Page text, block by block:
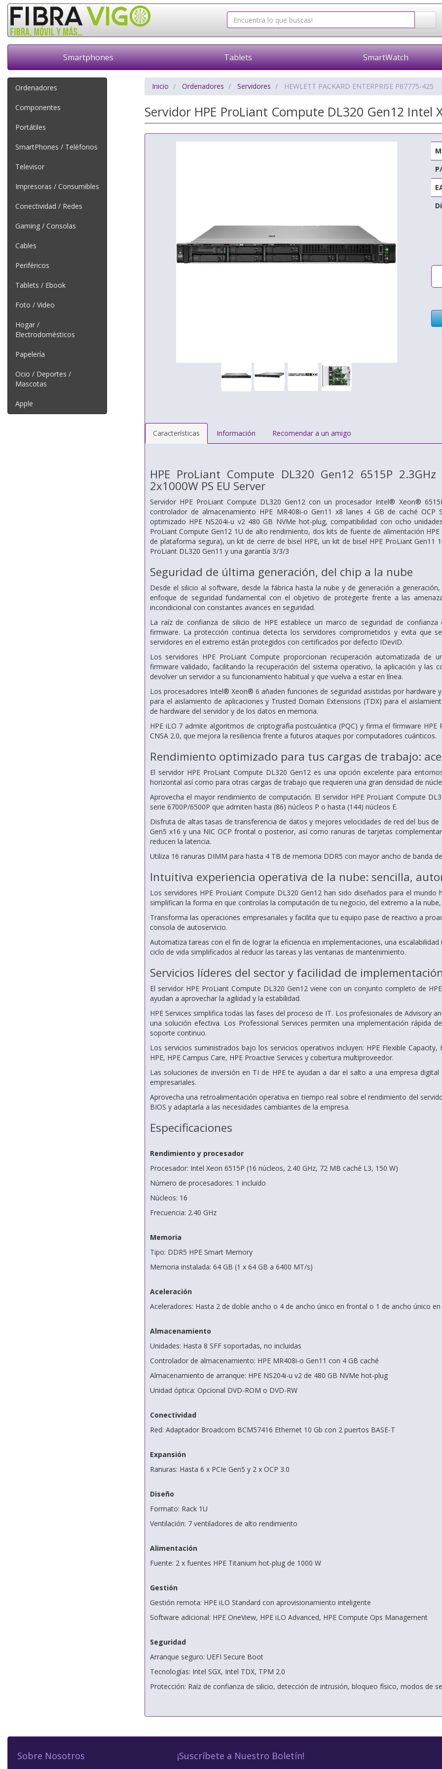
Smartphones Tablets SmartWatch
Ordenadores
Componentes
Portátiles
SmartPhones / Teléfonos
Televisor
Impresoras / Consumibles
Conectividad / Redes
Gaming / Consolas
Cables
Periféricos
Tablets / Ebook
Foto / Video
Hogar /
Electrodomésticos
Papelería
Ocio / Deportes /
Mascotas
Apple
Inicio Ordenadores Servidores HEWLETT PACKARD ENTERPRISE P87775-425
Servidor HPE ProLiant Compute DL320 Gen12 Intel
Características Información Recomendar a un amigo
HPE ProLiant Compute DL320 Gen12 6515P 2.3GHz
2x1000W PS EU Server
Servidor HPE ProLiant Compute DL320 Gen12 con un procesador Intel® Xeon®
controlador de almacenamiento HPE MR408i-o Gen11 x8 lanes 4 GB de caché OCP
optimizado HPE NS204i-u v2 480 GB NVMe hot-plug, compatibilidad con ocho
ProLiant Compute Gen12 1U de alto rendimiento, dos kits de fuente de alimentación
de plataforma segura), un kit de cierre de bisel HPE, un kit de bisel HPE ProLiant
ProLiant DL320 Gen11 y una garantía 3/3/3
Seguridad de última generación, del chip a la nube
Desde el silicio al software, desde la fábrica hasta la nube y de generación a
enfoque de seguridad fundamental con el objetivo de protegerte frente a las
incondicional con constantes avances en seguridad.
La raíz de confianza de silicio de HPE establece un marco de seguridad de
firmware. La protección continua detecta los servidores comprometidos y evita que
servidores en el extremo están protegidos con certificados por defecto IDevID.
Los servidores HPE ProLiant Compute proporcionan recuperación automatizada de
firmware validado, facilitando la recuperación del sistema operativo, la aplicación y las
devolver un servidor a su funcionamiento habitual y que vuelva a estar en línea.
Los procesadores Intel® Xeon® 6 añaden funciones de seguridad asistidas por hardware
para el aislamiento de aplicaciones y Trusted Domain Extensions (TDX) para el
de hardware del servidor y de los datos en memoria.
HPE iLO 7 admite algoritmos de criptografía postcuántica (PQC) y firma el firmware
CNSA 2.0, que mejora la resiliencia frente a futuros ataques por computadores cuánticos.
Rendimiento optimizado para tus cargas de trabajo:
El servidor HPE ProLiant Compute DL320 Gen12 es una opción excelente para
horizontal así como para otras cargas de trabajo que requieren una gran densidad de
Aprovecha el mayor rendimiento de computación. El servidor HPE ProLiant Compute
serie 6700P/6500P que admiten hasta (86) núcleos P o hasta (144) núcleos E.
Disfruta de altas tasas de transferencia de datos y mejores velocidades de red del bus
Gen5 x16 y una NIC OCP frontal o posterior, así como ranuras de tarjetas
reducen la latencia.
Utiliza 16 ranuras DIMM para hasta 4 TB de memoria DDR5 con mayor ancho de banda
Intuitiva experiencia operativa de la nube: sencilla,
Los servidores HPE ProLiant Compute DL320 Gen12 han sido diseñados para el
simplifican la forma en que controlas la computación de tu negocio, del extremo a la
Transforma las operaciones empresariales y facilita que tu equipo pase de reactivo a
consola de autoservicio.
Automatiza tareas con el fin de lograr la eficiencia en implementaciones, una
ciclo de vida simplificados al reducir las tareas y las ventanas de mantenimiento.
Servicios líderes del sector y facilidad de implementación
El servidor HPE ProLiant Compute DL320 Gen12 viene con un conjunto completo de
ayudan a aprovechar la agilidad y la estabilidad.
HPE Services simplifica todas las fases del proceso de IT. Los profesionales de Advisory
una solución efectiva. Los Professional Services permiten una implementación rápida
soporte continuo.
Los servicios suministrados bajo los servicios operativos incluyen: HPE Flexible
HPE, HPE Campus Care, HPE Proactive Services y cobertura multiproveedor.
Las soluciones de inversión en TI de HPE te ayudan a dar el salto a una empresa
empresariales.
Aprovecha una retroalimentación operativa en tiempo real sobre el rendimiento del
BIOS y adaptarla a las necesidades cambiantes de la empresa.
Especificaciones
Rendimiento y procesador
Procesador: Intel Xeon 6515P (16 núcleos, 2.40 GHz, 72 MB caché L3, 150 W)
Número de procesadores: 1 incluido
Núcleos: 16
Frecuencia: 2.40 GHz
Memoria
Tipo: DDR5 HPE Smart Memory
Memoria instalada: 64 GB (1 x 64 GB a 6400 MT/s)
Aceleración
Aceleradores: Hasta 2 de doble ancho o 4 de ancho único en frontal o 1 de ancho único
Almacenamiento
Unidades: Hasta 8 SFF soportadas, no incluidas
Controlador de almacenamiento: HPE MR408i-o Gen11 con 4 GB caché
Almacenamiento de arranque: HPE NS204i-u v2 de 480 GB NVMe hot-plug
Unidad óptica: Opcional DVD-ROM o DVD-RW
Conectividad
Red: Adaptador Broadcom BCM57416 Ethernet 10 Gb con 2 puertos BASE-T
Expansión
Ranuras: Hasta 6 x PCIe Gen5 y 2 x OCP 3.0
Diseño
Formato: Rack 1U
Ventilación: 7 ventiladores de alto rendimiento
Alimentación
Fuente: 2 x fuentes HPE Titanium hot-plug de 1000 W
Gestión
Gestión remota: HPE iLO Standard con aprovisionamiento inteligente
Software adicional: HPE OneView, HPE iLO Advanced, HPE Compute Ops Management
Seguridad
Arranque seguro: UEFI Secure Boot
Tecnologías: Intel SGX, Intel TDX, TPM 2.0
Protección: Raíz de confianza de silicio, detección de intrusión, bloqueo físico, modos de
Sobre Nosotros ¡Suscríbete a Nuestro Boletín!